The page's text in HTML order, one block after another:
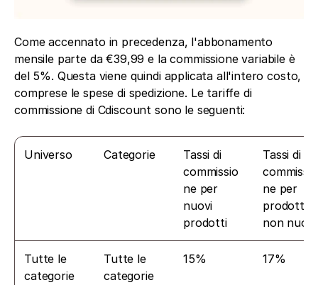
Come accennato in precedenza, l'abbonamento
mensile parte da €39,99 e la commissione variabile è
del 5%. Questa viene quindi applicata all'intero costo,
comprese le spese di spedizione. Le tariffe di
commissione di Cdiscount sono le seguenti:
Universo Categorie
Tassi di
commissio
ne per
nuovi
prodotti
Tassi di
commissio
ne per
prodotti
non nuovi
Tutte le
categorie
Tutte le
categorie
15% 17%